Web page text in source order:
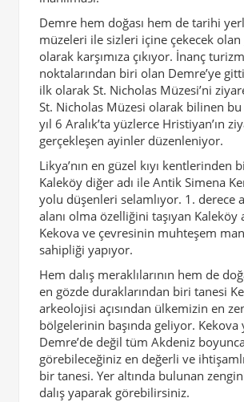
Demre hem doğası hem de tarihi
müzeleri ile sizleri içine çekecek
olarak karşımıza çıkıyor. İnanç
noktalarından biri olan Demre’ye
ilk olarak St. Nicholas Müzesi’ni
St. Nicholas Müzesi olarak bilinen
yıl 6 Aralık’ta yüzlerce Hristiyan’ın
gerçekleşen ayinler düzenleniyor.
Likya’nın en güzel kıyı kentlerinden
Kaleköy diğer adı ile Antik Simena
yolu düşenleri selamlıyor. 1. derece
alanı olma özelliğini taşıyan Kaleköy
Kekova ve çevresinin muhteşem
sahipliği yapıyor.
Hem dalış meraklılarının hem de
en gözde duraklarından biri tanesi
arkeolojisi açısından ülkemizin en
bölgelerinin başında geliyor. Kekova
Demre’de değil tüm Akdeniz
görebileceğiniz en değerli ve
bir tanesi. Yer altında bulunan
dalış yaparak görebilirsiniz.